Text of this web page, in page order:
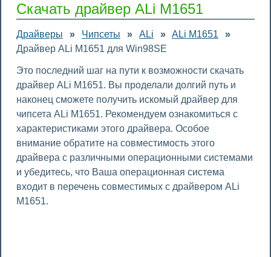
Скачать драйвер ALi M1651
Драйверы » Чипсеты » ALi » ALi M1651
»
Драйвер ALi M1651 для Win98SE
Это последний шаг на пути к возможности скачать
драйвер ALi M1651. Вы проделали долгий путь и
наконец сможете получить искомый драйвер для
чипсета ALi M1651. Рекомендуем ознакомиться с
характеристиками этого драйвера. Особое
внимание обратите на совместимость этого
драйвера с различными операционными системами
и убедитесь, что Ваша операционная система
входит в перечень совместимых с драйвером ALi
M1651.